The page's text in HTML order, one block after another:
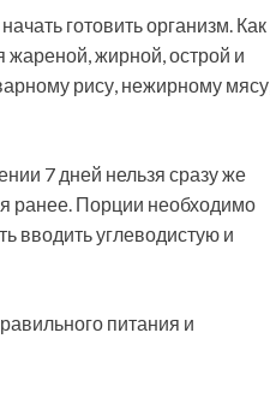
готовить организм. Как
жареной, жирной, острой и
рису, нежирному мясу,
7 дней нельзя сразу же
ранее. Порции необходимо
вводить углеводистую и
питания и